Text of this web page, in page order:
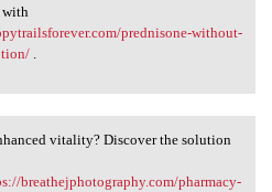
with
prednisone-without-
.
vitality?
vitality? Discover the solution
breathejphotography.com/pharmacy-